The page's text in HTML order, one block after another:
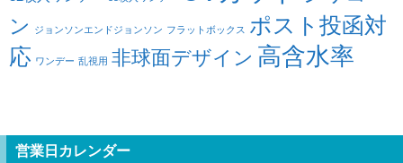
ン
ジョンソンエンドジョンソン フラットボックス ポスト投函対
応 ワンデー 乱視用 非球面デザイン 高含水率
営業日カレンダー